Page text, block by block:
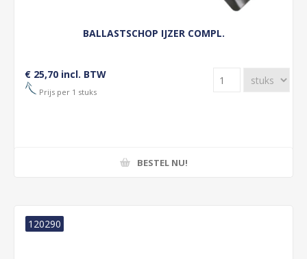
BALLASTSCHOP IJZER COMPL.
€ 25,70 incl. BTW
Prijs per 1 stuks
BESTEL NU!
120290